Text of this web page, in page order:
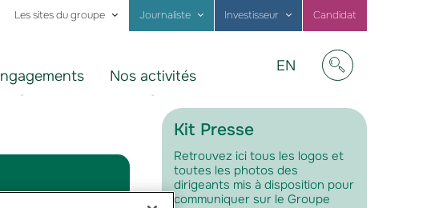
Les sites du groupe Journaliste Investisseur Candidat
Nos activités
Visit
in
EN
Kit Presse
Retrouvez ici tous les logos et
toutes les photos des
dirigeants mis à disposition pour
communiquer sur le Groupe